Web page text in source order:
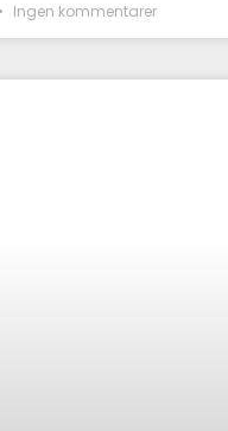
Ingen kommentarer